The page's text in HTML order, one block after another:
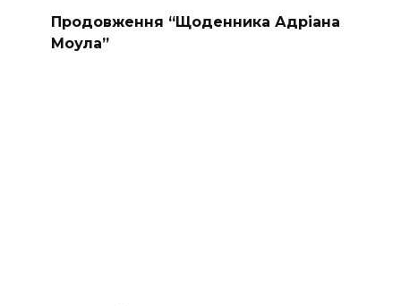
Продовження “Щоденника Адріана
Моула”